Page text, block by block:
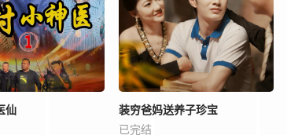
仙
装穷爸妈送养子珍宝
已完结